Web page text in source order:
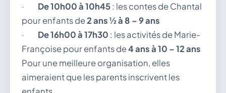
· De 10h00 à 10h45: les contes de Chantal
pour enfants de2 ans ½ à 8 – 9 ans
· De 16h00 à 17h30 : les activités de Marie-
Françoise pour enfants de4 ans à 10 – 12 ans
Pour une meilleure organisation, elles
aimeraient que les parents inscrivent les